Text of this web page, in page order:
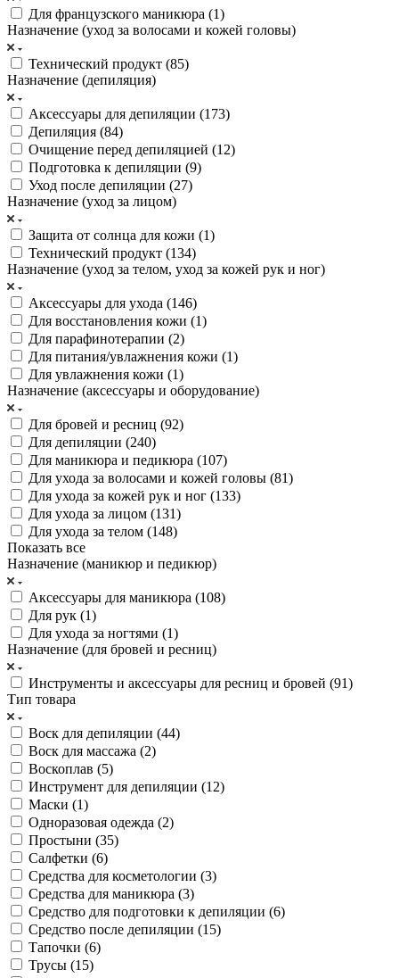
Для французского маникюра (1)
Назначение (уход за волосами и кожей головы)
Технический продукт (85)
Назначение (депиляция)
Аксессуары для депиляции (173)
Депиляция (84)
Очищение перед депиляцией (12)
Подготовка к депиляции (9)
Уход после депиляции (27)
Назначение (уход за лицом)
Защита от солнца для кожи (1)
Технический продукт (134)
Назначение (уход за телом, уход за кожей рук и ног)
Аксессуары для ухода (146)
Для восстановления кожи (1)
Для парафинотерапии (2)
Для питания/увлажнения кожи (1)
Для увлажнения кожи (1)
Назначение (аксессуары и оборудование)
Для бровей и ресниц (92)
Для депиляции (240)
Для маникюра и педикюра (107)
Для ухода за волосами и кожей головы (81)
Для ухода за кожей рук и ног (133)
Для ухода за лицом (131)
Для ухода за телом (148)
Показать все
Назначение (маникюр и педикюр)
Аксессуары для маникюра (108)
Для рук (1)
Для ухода за ногтями (1)
Назначение (для бровей и ресниц)
Инструменты и аксессуары для ресниц и бровей (91)
Тип товара
Воск для депиляции (44)
Воск для массажа (2)
Воскоплав (5)
Инструмент для депиляции (12)
Маски (1)
Одноразовая одежда (2)
Простыни (35)
Салфетки (6)
Средства для косметологии (3)
Средства для маникюра (3)
Средство для подготовки к депиляции (6)
Средство после депиляции (15)
Тапочки (6)
Трусы (15)